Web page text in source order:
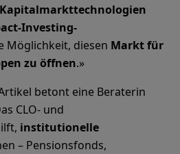
Investing-
Möglichkeit, diesen Markt für
zu öffnen.»
betont eine Beraterin
CLO- und
institutionelle
– Pensionsfonds,